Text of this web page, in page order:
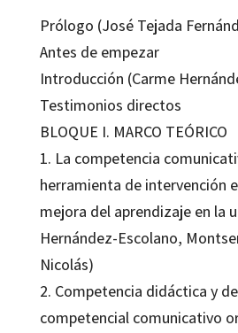
Prólogo (José Tejada
Antes de empezar
Introducción (Carme
Testimonios directos
BLOQUE I. MARCO TEÓRICO
1. La competencia
herramienta de intervención
mejora del aprendizaje en la
Hernández-Escolano,
Nicolás)
2. Competencia didáctica y
competencial comunicativo